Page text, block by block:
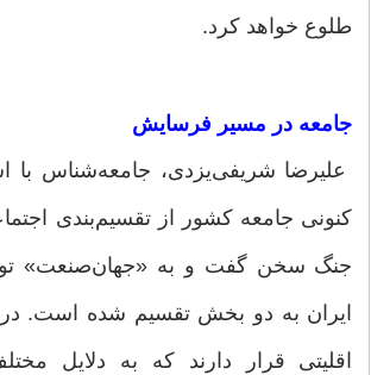
طلوع خواهد کرد.
جامعه در مسیر فرسایش
علیرضا شریفی‌یزدی، جامعه‌شناس با
کنونی جامعه کشور از تقسیم‌بندی
جنگ سخن گفت و به «جهان‌صنعت»
ایران به دو بخش تقسیم شده است.
اقلیتی قرار دارند که به دلایل